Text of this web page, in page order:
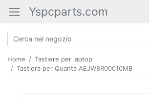
Yspcparts.com
Home
Tastiere per laptop
Tastiera per Quanta AEJW8R00010MB